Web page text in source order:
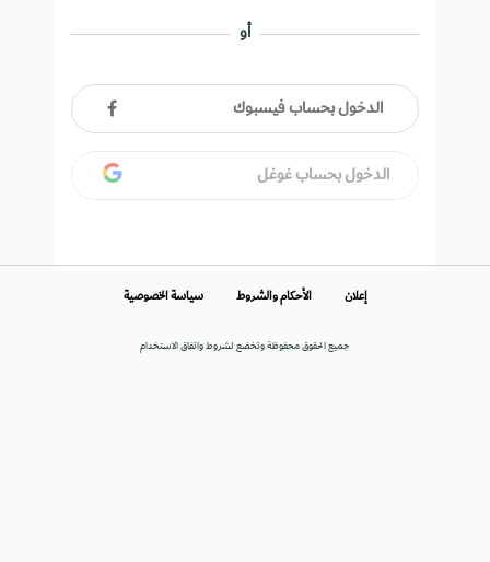
أو
الدخول بحساب فيسبوك
الدخول بحساب غوغل
جميع الحقوق محفوظة وتخضع لشروط واتفاق الاستخدام
إعلان الأحكام والشروط سياسة الخصوصية